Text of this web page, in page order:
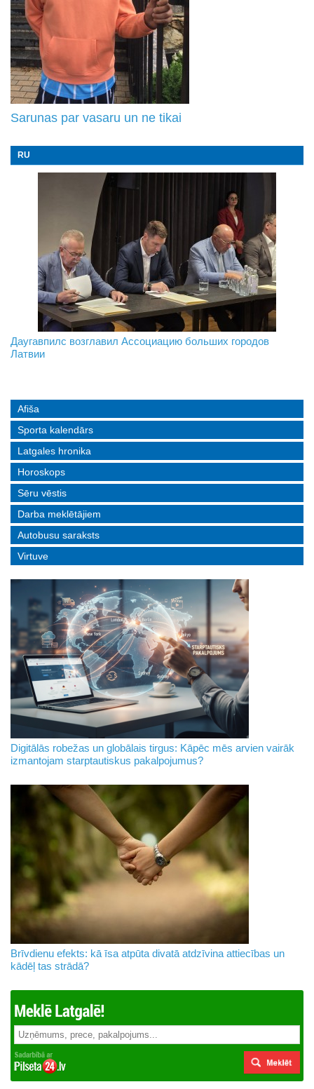
Sarunas par vasaru un ne tikai
RU
На границе с Беларусью ждут усиления
Даугавпилс возглавил Ассоциацию больших городов
Латвии
Инвалидность — не приговор: «Mediastrims» расскажет
реальные истории людей с ограниченными возможностями
Afiša
Sporta kalendārs
Latgales hronika
Horoskops
Sēru vēstis
Darba meklētājiem
Autobusu saraksts
Virtuve
Digitālās robežas un globālais tirgus: Kāpēc mēs arvien vairāk
izmantojam starptautiskus pakalpojumus?
Brīvdienu efekts: kā īsa atpūta divatā atdzīvina attiecības un
kādēļ tas strādā?